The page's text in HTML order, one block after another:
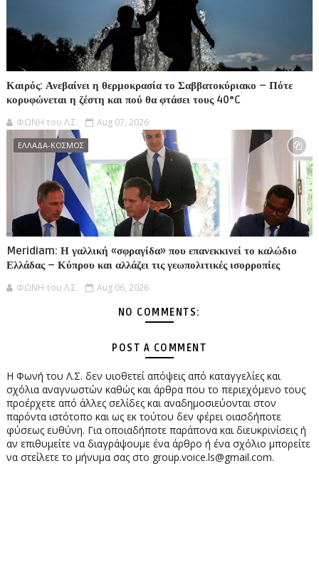
Καιρός: Ανεβαίνει η θερμοκρασία το Σαββατοκύριακο – Πότε
κορυφώνεται η ζέστη και πού θα φτάσει τους 40°C
ΦΩΝΗ του Λ.Σ. Aug 07, 2026
ΕΛΛΑΔΑ-ΚΟΣΜΟΣ
Meridiam: Η γαλλική «σφραγίδα» που επανεκκινεί το καλώδιο
Ελλάδας – Κύπρου και αλλάζει τις γεωπολιτικές ισορροπίες
ΦΩΝΗ του Λ.Σ. Aug 06, 2026
NO COMMENTS:
POST A COMMENT
Η Φωνή του Λ.Σ. δεν υιοθετεί απόψεις από καταγγελίες και
σχόλια αναγνωστών καθώς και άρθρα που το περιεχόμενο τους
προέρχετε από άλλες σελίδες και αναδημοσιεύονται στον
παρόντα ιστότοπο και ως εκ τούτου δεν φέρει οιασδήποτε
φύσεως ευθύνη. Για οποιαδήποτε παράπονα και διευκρινίσεις ή
αν επιθυμείτε να διαγράψουμε ένα άρθρο ή ένα σχόλιο μπορείτε
να στείλετε το μήνυμα σας στο group.voice.ls@gmail.com.